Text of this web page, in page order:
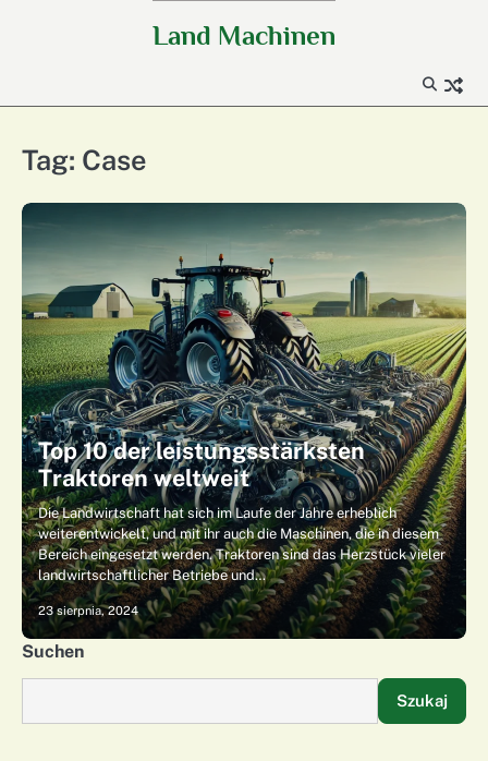
Land Machinen
Tag: Case
Top 10 der leistungsstärksten
Traktoren weltweit
Die Landwirtschaft hat sich im Laufe der Jahre erheblich
weiterentwickelt, und mit ihr auch die Maschinen, die in diesem
Bereich eingesetzt werden. Traktoren sind das Herzstück vieler
landwirtschaftlicher Betriebe und…
23 sierpnia, 2024
Suchen
Szukaj